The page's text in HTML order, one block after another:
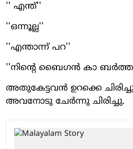
'' എന്ത്''
''ഒന്നൂല്ല''
''എന്താന്ന് പറ''
''നിന്റെ ബൈഗന്‍ കാ
അതുകേട്ടവന്‍ ഉറക്കെ
അവനോടു ചേര്‍ന്നു ചിരിച്ചു.